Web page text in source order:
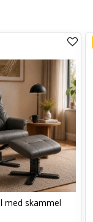
med skammel